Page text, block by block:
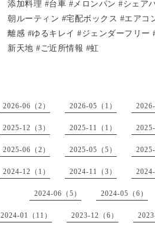
添加料理 #台車 #メロンパン #シェア
朝ルーティン #宅配ボックス #エアコ
離感 #ゆるキレイ #ジェンダーフリー
新天地 #ご近所情報 #虹
2026-06（2） 2026-05（1）
2025-12（3） 2025-11（1）
2025-06（2） 2025-05（5）
2024-12（1） 2024-11（3）
2024-06（5） 2024-05（6）
2024-01（11） 2023-12（6）